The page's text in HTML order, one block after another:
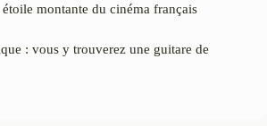
montante du cinéma français
: vous y trouverez une guitare de